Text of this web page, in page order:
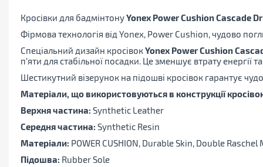
Кросівки для бадмінтонуYonex PowerCushion Cascade
Фірмова технологія від Yonex, Power Cushion, чудово
Спеціальний дизайн кросівокYonex Power Cushion
п’яти для стабільної посадки. Це зменшує втрату енергії
Шестикутний візерунок на підошві кросівок гарантує
Матеріали, що використовуються в конструкції
Верхня частина: Synthetic Leather
Середня частина: Synthetic Resin
Матеріали: POWER CUSHION, Durable Skin, Double Raschel
Підошва: Rubber Sole